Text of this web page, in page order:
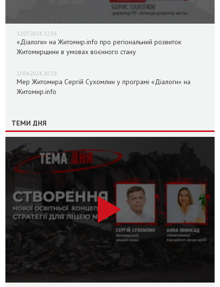
12.07.2024, 12:36
«Діалоги» на Житомир.info про регіональний розвиток
Житомирщини в умовах воєнного стану
17.04.2024, 10:29
Мер Житомира Сергій Сухомлин у програмі «Діалоги» на
Житомир.info
ТЕМИ ДНЯ